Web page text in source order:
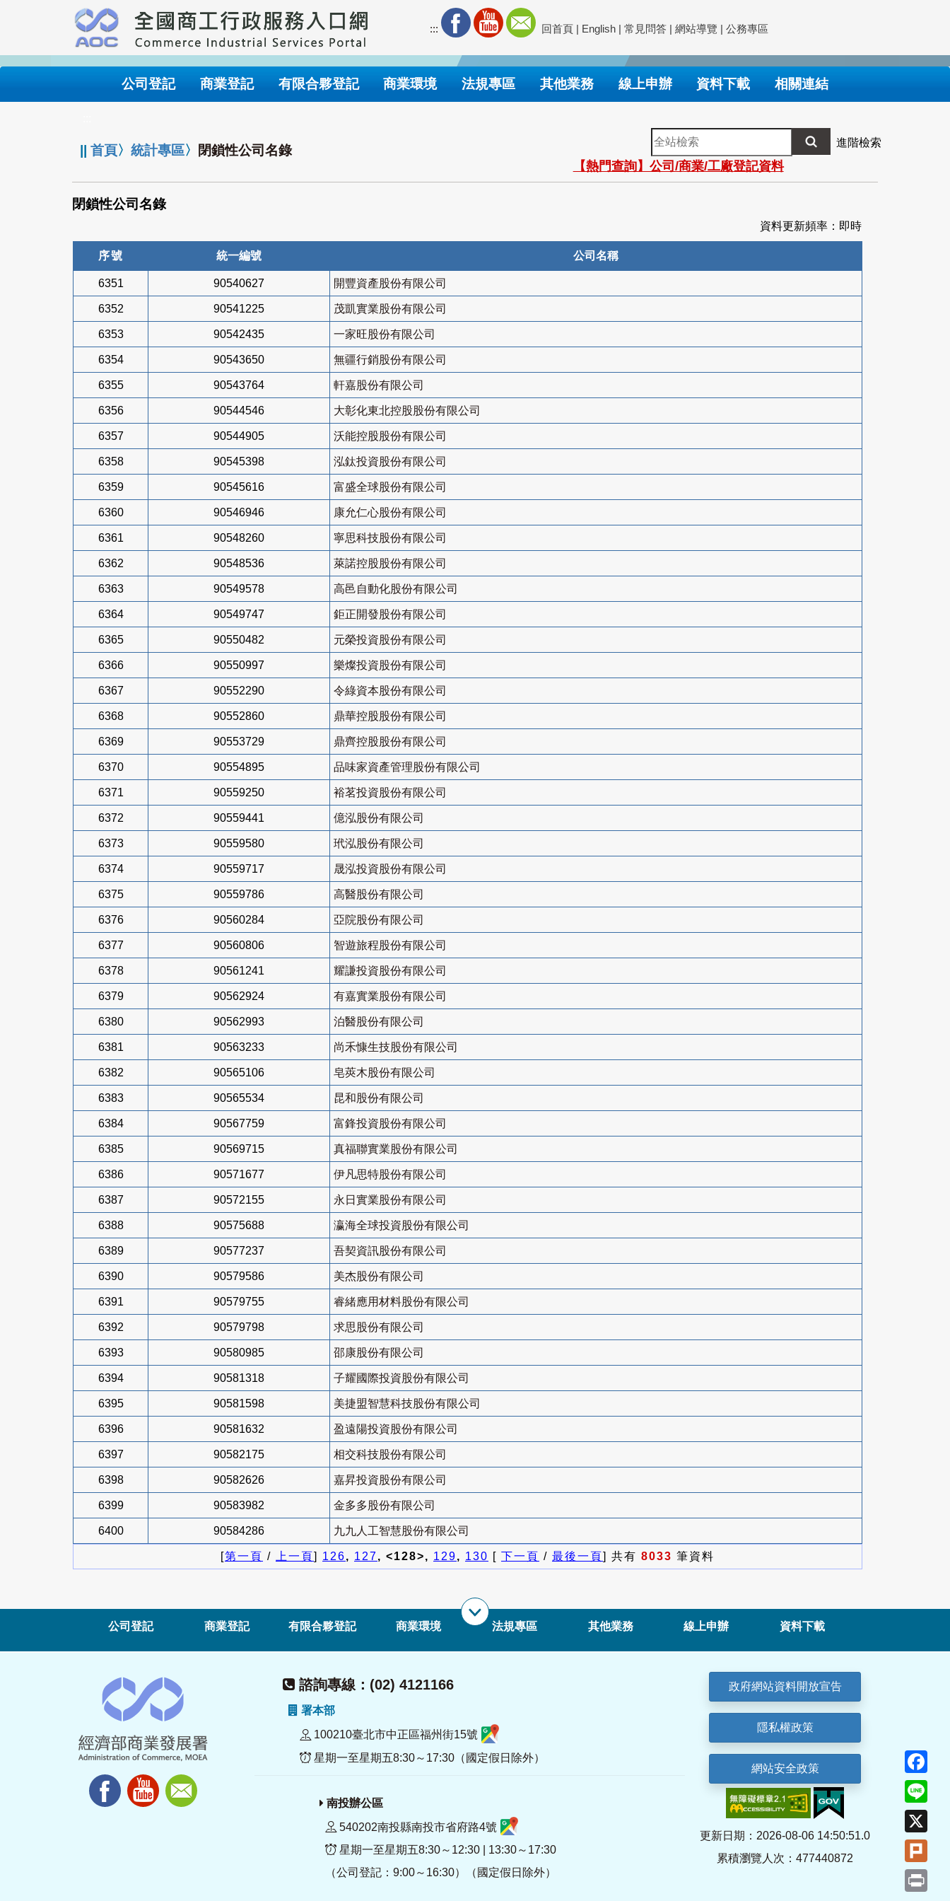
要
內
::: 回首頁 | English | 常見問答 | 網站導覽 | 公務專區
公司登記 商業登記 有限合夥登記 商業環境 法規專區 其他業務 線上申辦 資料下載 相關連結
||首頁〉統計專區〉 閉鎖性公司名錄
全
站
檢
索
進階檢索
【熱門查詢】公司/商業/工廠登記資料
閉鎖性公司名錄
資料更新頻率：即時
序號 統一編號 公司名稱
6351 90540627 開豐資產股份有限公司
6352 90541225 茂凱實業股份有限公司
6353 90542435 一家旺股份有限公司
6354 90543650 無疆行銷股份有限公司
6355 90543764 軒嘉股份有限公司
6356 90544546 大彰化東北控股股份有限公司
6357 90544905 沃能控股股份有限公司
6358 90545398 泓鈦投資股份有限公司
6359 90545616 富盛全球股份有限公司
6360 90546946 康允仁心股份有限公司
6361 90548260 寧思科技股份有限公司
6362 90548536 萊諾控股股份有限公司
6363 90549578 高邑自動化股份有限公司
6364 90549747 鉅正開發股份有限公司
6365 90550482 元榮投資股份有限公司
6366 90550997 樂燦投資股份有限公司
6367 90552290 令綠資本股份有限公司
6368 90552860 鼎華控股股份有限公司
6369 90553729 鼎齊控股股份有限公司
6370 90554895 品味家資產管理股份有限公司
6371 90559250 裕茗投資股份有限公司
6372 90559441 億泓股份有限公司
6373 90559580 玳泓股份有限公司
6374 90559717 晟泓投資股份有限公司
6375 90559786 高醫股份有限公司
6376 90560284 亞院股份有限公司
6377 90560806 智遊旅程股份有限公司
6378 90561241 耀謙投資股份有限公司
6379 90562924 有嘉實業股份有限公司
6380 90562993 泊醫股份有限公司
6381 90563233 尚禾慷生技股份有限公司
6382 90565106 皂莢木股份有限公司
6383 90565534 昆和股份有限公司
6384 90567759 富鋒投資股份有限公司
6385 90569715 真福聯實業股份有限公司
6386 90571677 伊凡思特股份有限公司
6387 90572155 永日實業股份有限公司
6388 90575688 瀛海全球投資股份有限公司
6389 90577237 吾契資訊股份有限公司
6390 90579586 美杰股份有限公司
6391 90579755 睿緒應用材料股份有限公司
6392 90579798 求思股份有限公司
6393 90580985 邵康股份有限公司
6394 90581318 子耀國際投資股份有限公司
6395 90581598 美捷盟智慧科技股份有限公司
6396 90581632 盈遠陽投資股份有限公司
6397 90582175 相交科技股份有限公司
6398 90582626 嘉昇投資股份有限公司
6399 90583982 金多多股份有限公司
6400 90584286 九九人工智慧股份有限公司
[第一頁 / 上一頁] 126, 127, <128>, 129, 130 [ 下一頁 / 最後一頁] 共有 8033 筆資料
公司登記 商業登記 有限合夥登記 商業環境 法規專區 其他業務 線上申辦 資料下載
諮詢專線：(02) 4121166
署本部
100210臺北市中正區福州街15號
星期一至星期五8:30～17:30（國定假日除外）
南投辦公區
540202南投縣南投市省府路4號
星期一至星期五8:30～12:30 | 13:30～17:30
（公司登記：9:00～16:30）（國定假日除外）
政府網站資料開放宣告
隱私權政策
網站安全政策
更新日期：2026-08-06 14:50:51.0
累積瀏覽人次：477440872